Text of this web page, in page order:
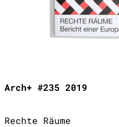
Arch+ #235 2019
Rechte Räume